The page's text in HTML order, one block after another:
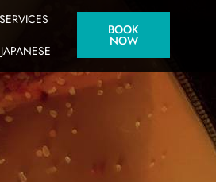
JAPANESE
BOOK
NOW